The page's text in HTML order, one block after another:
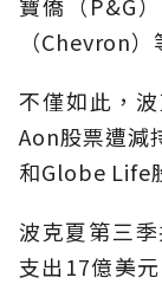
（Chevron
不僅如此，
Aon股票遭減
和Globe Life
波克夏第三
支出17億美